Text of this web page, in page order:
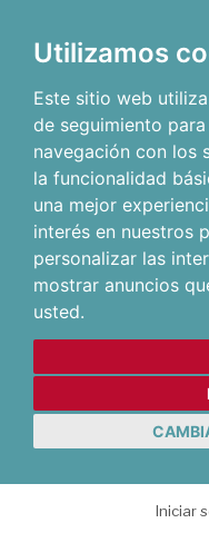
Utilizamos
Este sitio web
de seguimiento
navegación con los
la funcionalidad
una mejor
interés en nuestros
personalizar las
mostrar anuncios
usted.
Iniciar